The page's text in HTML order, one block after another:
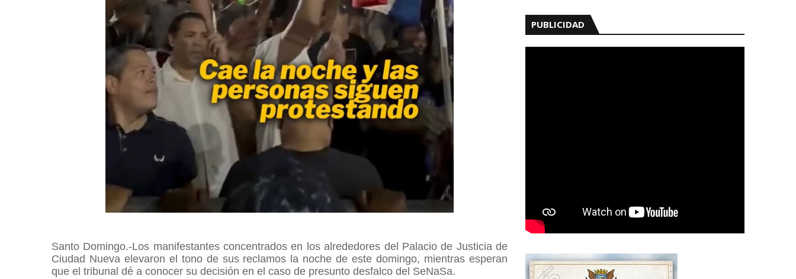
Santo Domingo.-Los manifestantes concentrados en los alrededores del Palacio de Justicia de
Ciudad Nueva elevaron el tono de sus reclamos la noche de este domingo, mientras esperan
que el tribunal dé a conocer su decisión en el caso de presunto desfalco del SeNaSa.
PUBLICIDAD